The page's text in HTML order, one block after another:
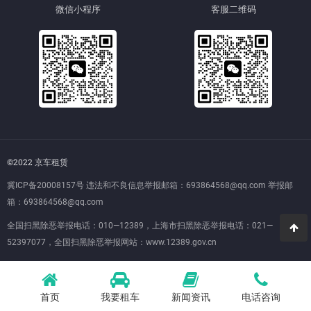
微信小程序 客服二维码
©2022 京车租赁
冀ICP备20008157号 违法和不良信息举报邮箱：693864568@qq.com 举报邮
箱：693864568@qq.com
全国扫黑除恶举报电话：010—12389，上海市扫黑除恶举报电话：021—
52397077，全国扫黑除恶举报网站： www.12389.gov.cn
首页 我要租车 新闻资讯 电话咨询